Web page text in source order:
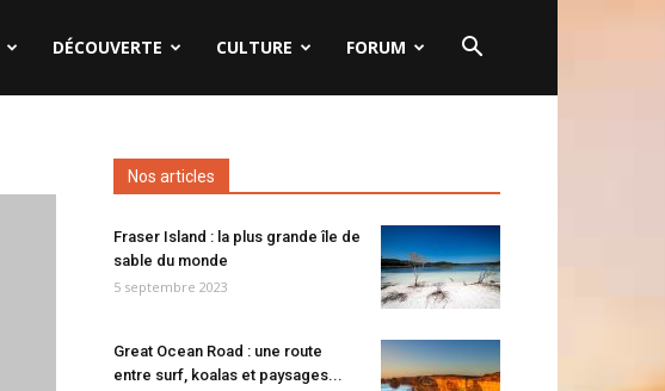
DÉCOUVERTE CULTURE FORUM
Nos articles
Fraser Island : la plus grande île de
sable du monde
5 septembre 2023
Great Ocean Road : une route
entre surf, koalas et paysages...